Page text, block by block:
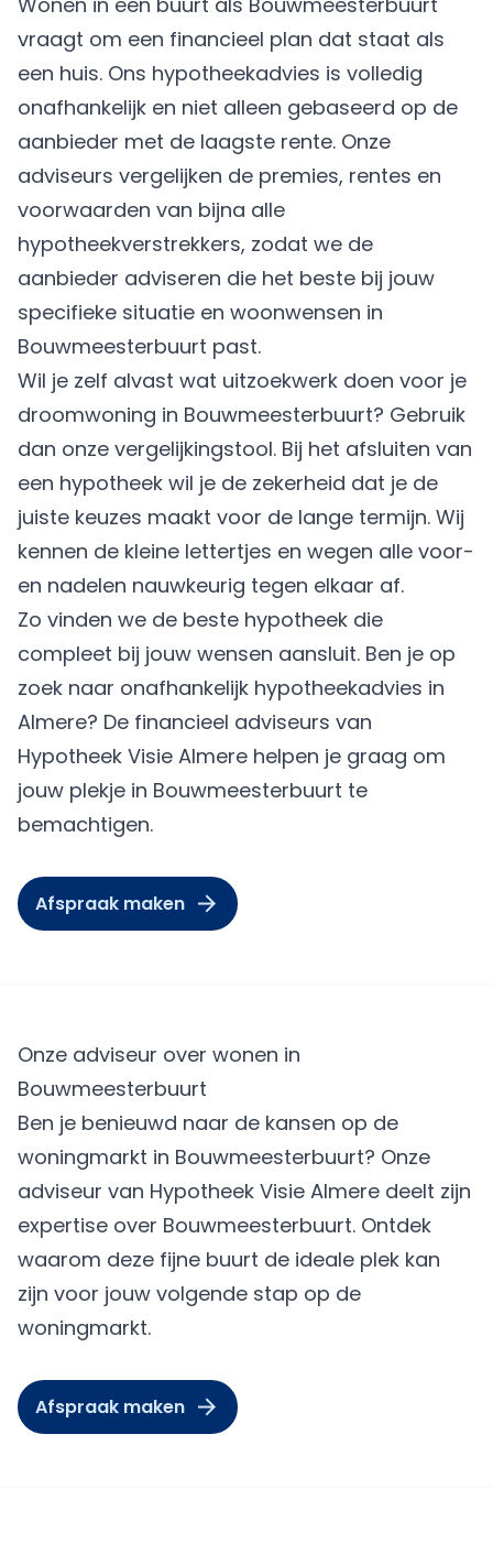
vraagt om een financieel plan dat staat als
een huis. Ons hypotheekadvies is volledig
onafhankelijk en niet alleen gebaseerd op de
aanbieder met de laagste rente. Onze
adviseurs vergelijken de premies, rentes en
voorwaarden van bijna alle
hypotheekverstrekkers, zodat we de
aanbieder adviseren die het beste bij jouw
specifieke situatie en woonwensen in
Bouwmeesterbuurt past.
Wil je zelf alvast wat uitzoekwerk doen voor je
droomwoning in Bouwmeesterbuurt? Gebruik
dan onze vergelijkingstool. Bij het afsluiten van
een hypotheek wil je de zekerheid dat je de
juiste keuzes maakt voor de lange termijn. Wij
kennen de kleine lettertjes en wegen alle voor-
en nadelen nauwkeurig tegen elkaar af.
Zo vinden we de beste hypotheek die
compleet bij jouw wensen aansluit. Ben je op
zoek naar onafhankelijk hypotheekadvies in
Almere? De financieel adviseurs van
Hypotheek Visie Almere helpen je graag om
jouw plekje in Bouwmeesterbuurt te
bemachtigen.
Afspraak maken
Onze adviseur over wonen in
Bouwmeesterbuurt
Ben je benieuwd naar de kansen op de
woningmarkt in Bouwmeesterbuurt? Onze
adviseur van Hypotheek Visie Almere deelt zijn
expertise over Bouwmeesterbuurt. Ontdek
waarom deze fijne buurt de ideale plek kan
zijn voor jouw volgende stap op de
woningmarkt.
Afspraak maken